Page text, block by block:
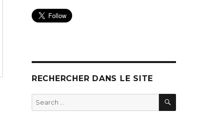
RECHERCHER DANS LE SITE
Search
for:
SEARCH